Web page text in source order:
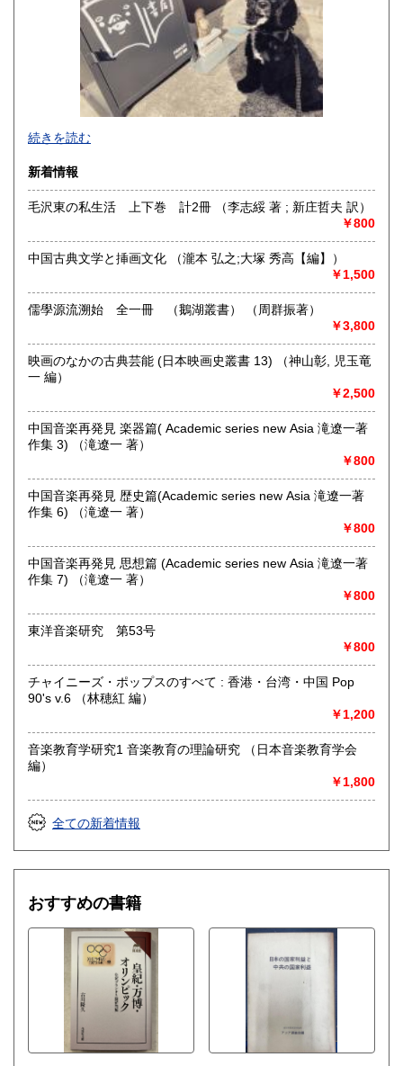
600円
600円 鹿児島県
600円
ネット販売を主に多ジャンルの書籍をお取り扱いしておりま
奈良県での専門書買取りはお任せください！
大量の書籍から蔵書の整理まで
★ISBN有の書籍・戦前・戦中の古書・紙物(古いチラシなど)
パンフレット・絵葉書・古写真等 CD・DVDなど 買取りして
おります！！
まずはお気軽にお問い合わせください!
沿線名：近鉄大阪線
最寄駅：桜井駅
営業時間：11時‐17時
定休日：金曜日(その他の曜日でも出張買取等により休みの場
合がございます)
水たま書店 ではお買取り大歓迎です
詳しくはHPをご覧ください
総記、哲学宗教、歴史、社会科学、自然科学、美術工芸、国
語国文、外国文学、古典籍、近代文献、趣味、サブカルチャ
続きを読む
新着情報
毛沢東の私生活 上下巻 計2冊 （李志綏 著 ; 新庄哲夫 訳）
￥800
中国古典文学と挿画文化 （瀧本 弘之;大塚 秀高【編】）
￥1,500
儒學源流溯始 全一冊 （鵝湖叢書） （周群振著）
￥3,800
映画のなかの古典芸能 (日本映画史叢書 13) （神山彰, 児玉竜
一 編）
￥2,500
中国音楽再発見 楽器篇( Academic series new Asia 滝遼一著
作集 3) （滝遼一 著）
￥800
中国音楽再発見 歴史篇(Academic series new Asia 滝遼一著
作集 6) （滝遼一 著）
￥800
中国音楽再発見 思想篇 (Academic series new Asia 滝遼一著
作集 7) （滝遼一 著）
￥800
東洋音楽研究 第53号
￥800
チャイニーズ・ポップスのすべて : 香港・台湾・中国 Pop
90's v.6 （林穂紅 編）
￥1,200
音楽教育学研究1 音楽教育の理論研究 （日本音楽教育学会
編）
￥1,800
全ての新着情報
おすすめの書籍